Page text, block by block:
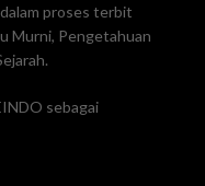
proses terbit
Murni, Pengetahuan
sebagai